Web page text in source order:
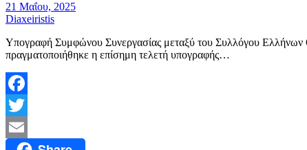
21 Μαΐου, 2025
Diaxeiristis
Υπογραφή Συμφώνου Συνεργασίας μεταξύ του Συλλόγου Ελλήνων
πραγματοποιήθηκε η επίσημη τελετή υπογραφής…
Facebook
Twitter